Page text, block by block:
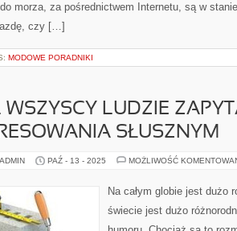
morza, za pośrednictwem Internetu, są w
czy […]
MODOWE PORADNIKI
WSZYSCY LUDZIE
SŁUSZNYM
PAŹ - 13 - 2025 MOŻLIWOŚĆ
Na całym globie jest dużo
świecie jest dużo